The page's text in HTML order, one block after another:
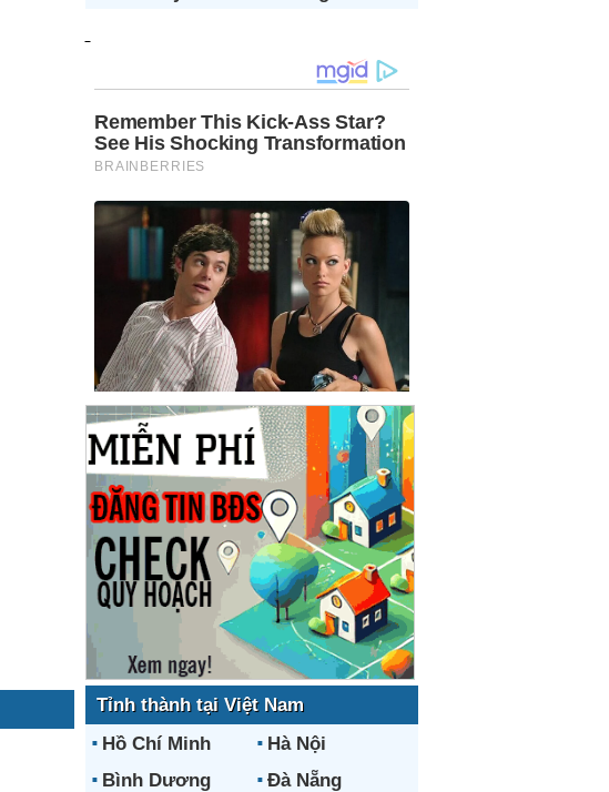
Tỉnh thành tại Việt Nam
Hồ Chí Minh
Hà Nội
Bình Dương
Đà Nẵng